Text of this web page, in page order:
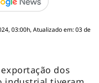
03:00h, Atualizado em: 03 de
dos